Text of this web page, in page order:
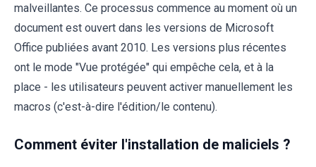
malveillantes. Ce processus commence au moment où un
document est ouvert dans les versions de Microsoft
Office publiées avant 2010. Les versions plus récentes
ont le mode "Vue protégée" qui empêche cela, et à la
place - les utilisateurs peuvent activer manuellement les
macros (c'est-à-dire l'édition/le contenu).
Comment éviter l'installation de maliciels ?